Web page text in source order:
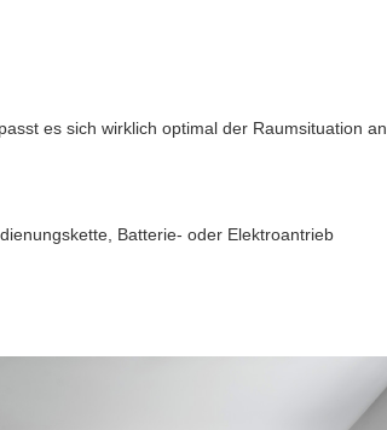
es sich wirklich optimal der Raumsituation an.
Batterie- oder Elektroantrieb